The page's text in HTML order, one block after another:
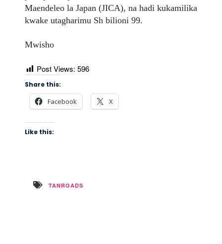
Maendeleo la Japan (JICA), na hadi kukamilika
kwake utagharimu Sh bilioni 99.
Mwisho
Post Views: 596
Share this:
Facebook X
Like this:
TANROADS